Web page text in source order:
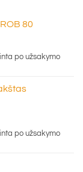
80
po užsakymo
po užsakymo